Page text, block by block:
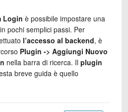
Login è possibile impostare una
in pochi semplici passi. Per
l’accesso al backend, è
Plugin -> Aggiungi Nuovo
nella barra di ricerca. Il plugin
breve guida è quello